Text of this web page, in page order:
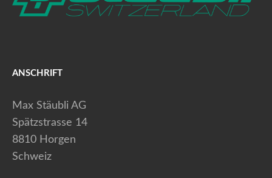
ANSCHRIFT
Max Stäubli AG
Spätzstrasse 14
8810 Horgen
Schweiz